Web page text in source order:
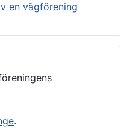
en vägförening
.